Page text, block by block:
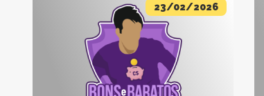
23/02/2026